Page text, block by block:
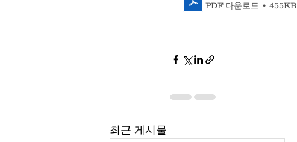
PDF 다운로드 • 455KB
최근 게시물